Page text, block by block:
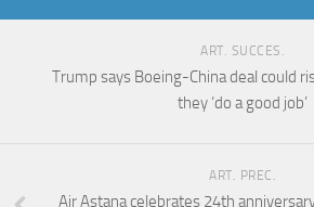
ART. SUCCES.
Trump says Boeing-China deal could
they ‘do a good job’
ART. PREC.
Air Astana celebrates 24th